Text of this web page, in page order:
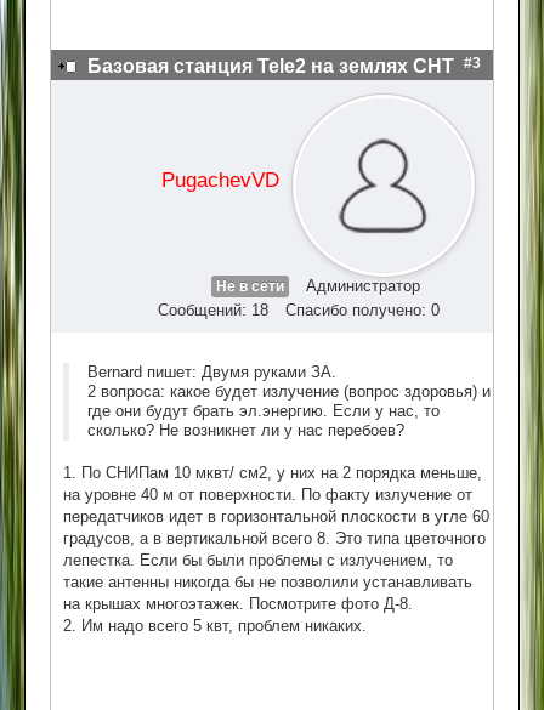
Базовая станция Tele2 на землях СНТ #3
PugachevVD
Не в сети
Администратор
Сообщений: 18
Спасибо получено: 0
Bernard пишет: Двумя руками ЗА.
2 вопроса: какое будет излучение (вопрос здоровья) и
где они будут брать эл.энергию. Если у нас, то
сколько? Не возникнет ли у нас перебоев?
1. По СНИПам 10 мквт/ см2, у них на 2 порядка меньше,
на уровне 40 м от поверхности. По факту излучение от
передатчиков идет в горизонтальной плоскости в угле 60
градусов, а в вертикальной всего 8. Это типа цветочного
лепестка. Если бы были проблемы с излучением, то
такие антенны никогда бы не позволили устанавливать
на крышах многоэтажек. Посмотрите фото Д-8.
2. Им надо всего 5 квт, проблем никаких.